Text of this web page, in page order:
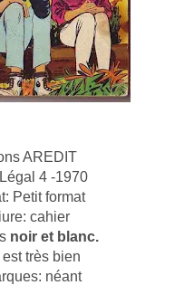
AREDIT
4 -1970
Petit format
cahier
noir et blanc.
est très bien
néant